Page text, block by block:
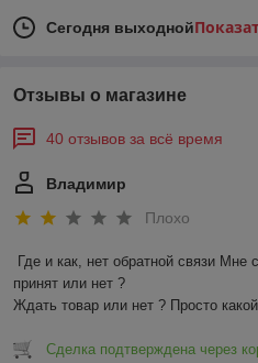
Сегодня выходной
Отзывы о магазине
40 отзывов за всё время
Владимир
Плохо
Где и как, нет обратной связи Мне
принят или нет ?
Ждать товар или нет ? Просто
Сделка подтверждена через